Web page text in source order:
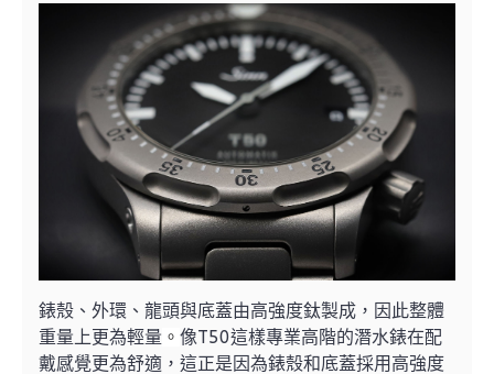
錶殼、外環、龍頭與底蓋由高強度鈦製成，因此整體
重量上更為輕量 。 像T50這樣專業高階的潛水錶在配
戴感覺更為舒適，這正是因為錶殼和底蓋採用高強度